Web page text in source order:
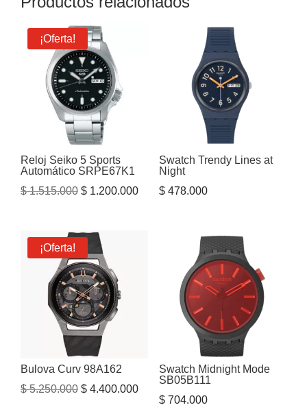
¡Oferta!
Reloj Seiko 5 Sports
Automático SRPE67K1
$1.515.000 El
$ 1.515.000.
$ 1.200.000El
$ 1.200.000.
Swatch Trendy Lines at
Night
$478.000
¡Oferta!
Bulova Curv 98A162
$5.250.000 El
$ 4.400.000El
precio
Swatch Midnight Mode
SB05B111
$704.000